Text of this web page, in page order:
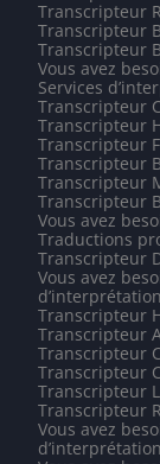
Transcripteur
Transcripteur
Transcripteur
Vous avez
Services
Transcripteur
Transcripteur
Transcripteur
Transcripteur
Transcripteur
Transcripteur
Vous avez
Traductions
Transcripteur
Vous avez
Transcripteur
Transcripteur
Transcripteur
Transcripteur
Transcripteur
Transcripteur
Vous avez